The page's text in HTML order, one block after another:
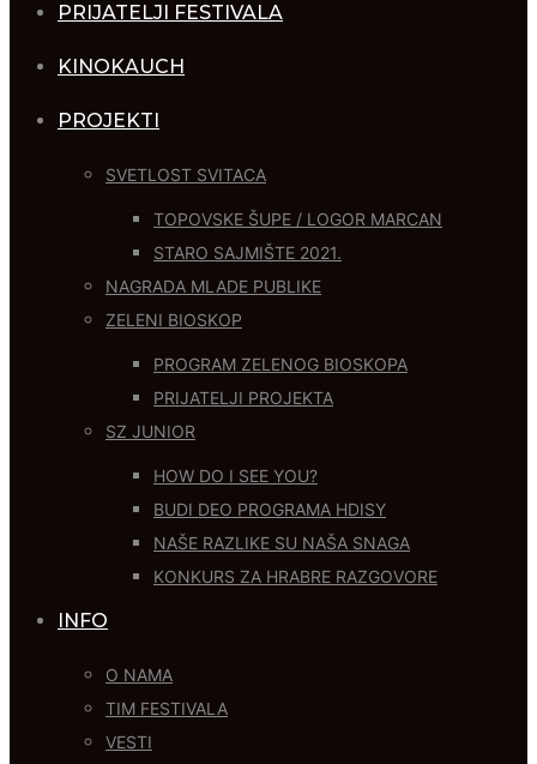
PRIJATELJI FESTIVALA
KINOKAUCH
PROJEKTI
SVETLOST SVITACA
TOPOVSKE ŠUPE / LOGOR MARCAN
STARO SAJMIŠTE 2021.
NAGRADA MLADE PUBLIKE
ZELENI BIOSKOP
PROGRAM ZELENOG BIOSKOPA
PRIJATELJI PROJEKTA
SZ JUNIOR
HOW DO I SEE YOU?
BUDI DEO PROGRAMA HDISY
NAŠE RAZLIKE SU NAŠA SNAGA
KONKURS ZA HRABRE RAZGOVORE
INFO
O NAMA
TIM FESTIVALA
VESTI